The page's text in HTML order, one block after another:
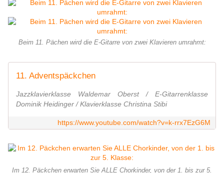
Beim 11. Pächen wird die E-Gitarre von zwei Klavieren umrahmt:
11. Adventspäckchen
Jazzklavierklasse Waldemar Oberst / E-Gitarrenklasse
Dominik Heidinger / Klavierklasse Christina Stibi
https://www.youtube.com/watch?v=k-rrx7EzG6M
Im 12. Päckchen erwarten Sie ALLE Chorkinder, von der 1. bis zur 5.